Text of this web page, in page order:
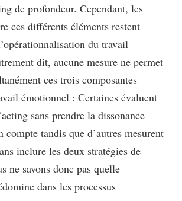
de profondeur. Cependant, les
ces différents éléments restent
du travail
dit, aucune mesure ne permet
ces trois composantes
émotionnel : Certaines évaluent
sans prendre la dissonance
compte tandis que d’autres mesurent
inclure les deux stratégies de
ne savons donc pas quelle
dans les processus